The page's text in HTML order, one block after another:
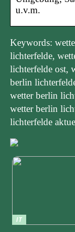
u.v.m.
Keywords:
lichterfelde,
lichterfelde ost,
berlin
wetter berlin
wetter berlin
lichterfelde
IT